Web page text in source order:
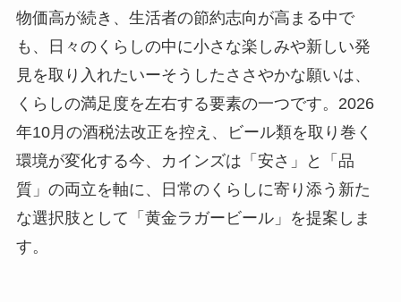
物価高が続き、生活者の節約志向が高まる中で
も、日々のくらしの中に小さな楽しみや新しい発
見を取り入れたいーそうしたささやかな願いは、
くらしの満足度を左右する要素の一つです。2026
年10月の酒税法改正を控え、ビール類を取り巻く
環境が変化する今、カインズは「安さ」と「品
質」の両立を軸に、日常のくらしに寄り添う新た
な選択肢として「黄金ラガービール」を提案しま
す。